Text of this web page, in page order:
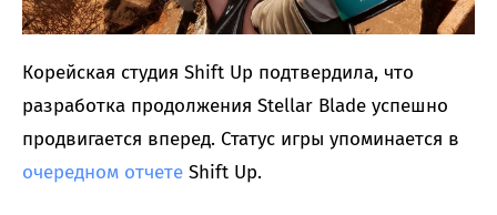
Корейская студия Shift Up подтвердила, что
разработка продолжения Stellar Blade успешно
продвигается вперед. Статус игры упоминается в
очередном отчете Shift Up.